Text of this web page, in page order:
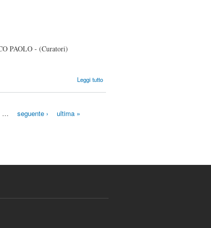
PAOLO - (Curatori)
Leggi tutto
informatici
… seguente › ultima »